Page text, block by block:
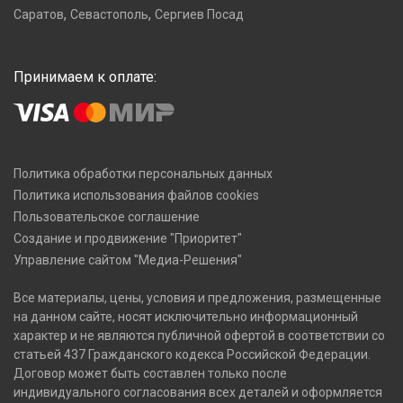
Саратов, Севастополь, Сергиев Посад
Принимаем к оплате:
Политика обработки персональных данных
Политика использования файлов cookies
Пользовательское соглашение
Создание и продвижение "Приоритет"
Управление сайтом "Медиа-Решения"
Все материалы, цены, условия и предложения, размещенные
на данном сайте, носят исключительно информационный
характер и не являются публичной офертой в соответствии со
статьей 437 Гражданского кодекса Российской Федерации.
Договор может быть составлен только после
индивидуального согласования всех деталей и оформляется